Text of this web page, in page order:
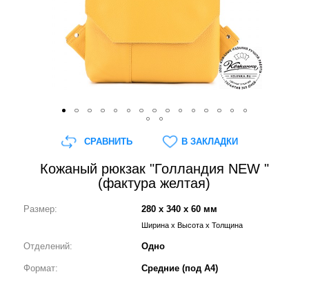
Кожаный рюкзак "Голландия NEW "
(фактура желтая)
Размер: 280 x 340 x 60 мм
Ширина x Высота x Толщина
Отделений: Одно
Формат: Средние (под А4)
СРАВНИТЬ В ЗАКЛАДКИ